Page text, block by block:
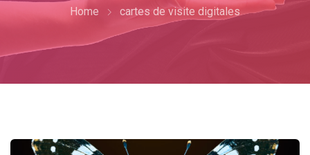
Home cartes de visite digitales